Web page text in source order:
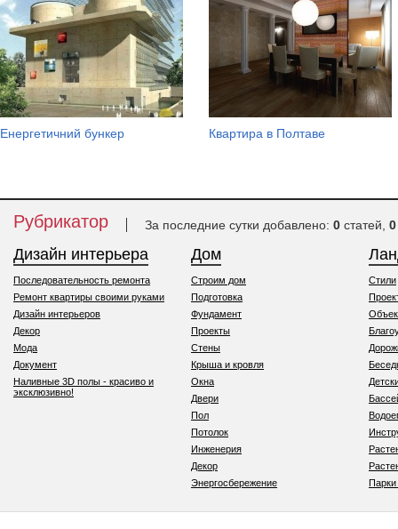
Енергетичний бункер Квартира в Полтаве
Рубрикатор За последние сутки добавлено: 0 статей, 0
Дизайн интерьера
Последовательность ремонта
Ремонт квартиры своими руками
Дизайн интерьеров
Декор
Мода
Документ
Наливные 3D полы - красиво и
эксклюзивно!
Дом
Строим дом
Подготовка
Фундамент
Проекты
Стены
Крыша и кровля
Окна
Двери
Пол
Потолок
Инженерия
Декор
Энергосбережение
Стили